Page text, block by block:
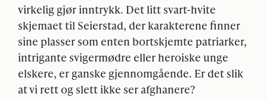
virkelig gjør inntrykk. Det litt svart-hvite
skjemaet til Seierstad, der karakterene finner
sine plasser som enten bortskjemte patriarker,
intrigante svigermødre eller heroiske unge
elskere, er ganske gjennomgående. Er det slik
at vi rett og slett ikke ser afghanere?